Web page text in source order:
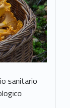
sanitario